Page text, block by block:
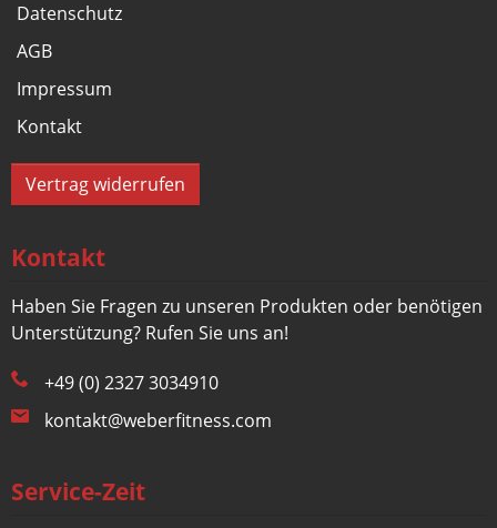
Datenschutz
AGB
Impressum
Kontakt
Vertrag widerrufen
Kontakt
Haben Sie Fragen zu unseren Produkten oder benötigen
Unterstützung? Rufen Sie uns an!
+49 (0) 2327 3034910
kontakt@weberfitness.com
Service-Zeit